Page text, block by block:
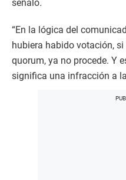
señaló.
“En la lógica del
hubiera habido votación,
quorum, ya no procede. Y
significa una infracción a